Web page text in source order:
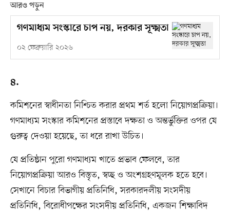
আরও পড়ুন
গণমাধ্যম সংস্কারে চাপ নয়, দরকার সূক্ষ্মতা
০২ ফেব্রুয়ারি ২০২৬
৪.
কমিশনের স্বাধীনতা নিশ্চিত করার প্রথম শর্ত হলো নিয়োগপ্রক্রিয়া।
গণমাধ্যম সংস্কার কমিশনের প্রস্তাবে দক্ষতা ও অন্তর্ভুক্তির ওপর যে
গুরুত্ব দেওয়া হয়েছে, তা ধরে রাখা উচিত।
যে প্রতিষ্ঠান পুরো গণমাধ্যম খাতে প্রভাব ফেলবে, তার
নিয়োগপ্রক্রিয়া আরও বিস্তৃত, স্বচ্ছ ও অংশগ্রহণমূলক হতে হবে।
সেখানে বিচার বিভাগীয় প্রতিনিধি, সরকারদলীয় সংসদীয়
প্রতিনিধি, বিরোধীপক্ষের সংসদীয় প্রতিনিধি, একজন শিক্ষাবিদ